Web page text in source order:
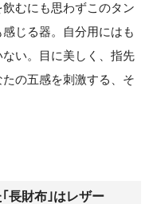
むにも思わずこのタン
じる器。自分用にはも
い。目に美しく、指先
の五感を刺激する、そ
長財布｣はレザー